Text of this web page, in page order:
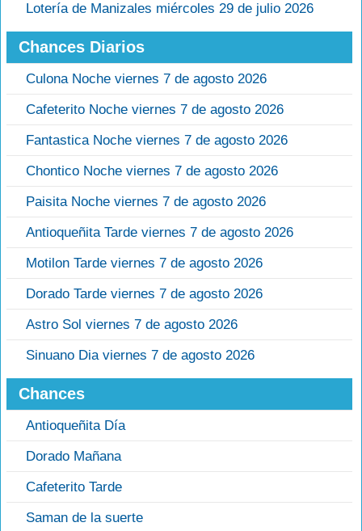
Lotería de Manizales miércoles 29 de julio 2026
Chances Diarios
Culona Noche viernes 7 de agosto 2026
Cafeterito Noche viernes 7 de agosto 2026
Fantastica Noche viernes 7 de agosto 2026
Chontico Noche viernes 7 de agosto 2026
Paisita Noche viernes 7 de agosto 2026
Antioqueñita Tarde viernes 7 de agosto 2026
Motilon Tarde viernes 7 de agosto 2026
Dorado Tarde viernes 7 de agosto 2026
Astro Sol viernes 7 de agosto 2026
Sinuano Dia viernes 7 de agosto 2026
Chances
Antioqueñita Día
Dorado Mañana
Cafeterito Tarde
Saman de la suerte